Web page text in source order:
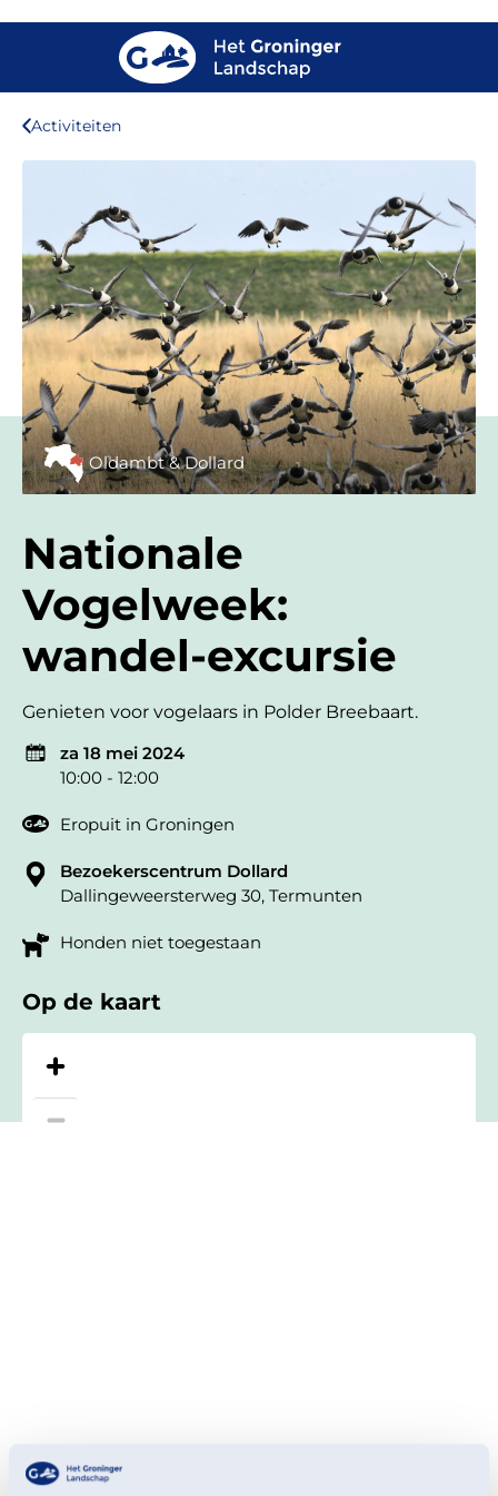
Activiteiten
Oldambt & Dollard
Nationale
Vogelweek:
wandel-excursie
Genieten voor vogelaars in Polder Breebaart.
za 18 mei 2024
10:00 - 12:00
Eropuit in Groningen
Bezoekerscentrum Dollard
Dallingeweersterweg 30, Termunten
Honden niet toegestaan
Op de kaart